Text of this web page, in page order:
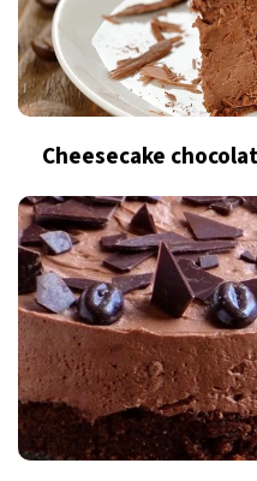
Cheesecake